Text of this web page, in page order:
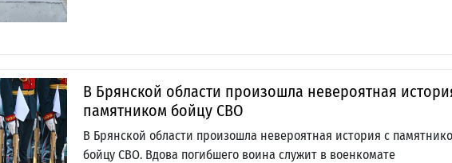
В Брянской области произошла невероятная
памятником бойцу СВО
В Брянской области произошла невероятная история с
бойцу СВО. Вдова погибшего воина служит в военкомате